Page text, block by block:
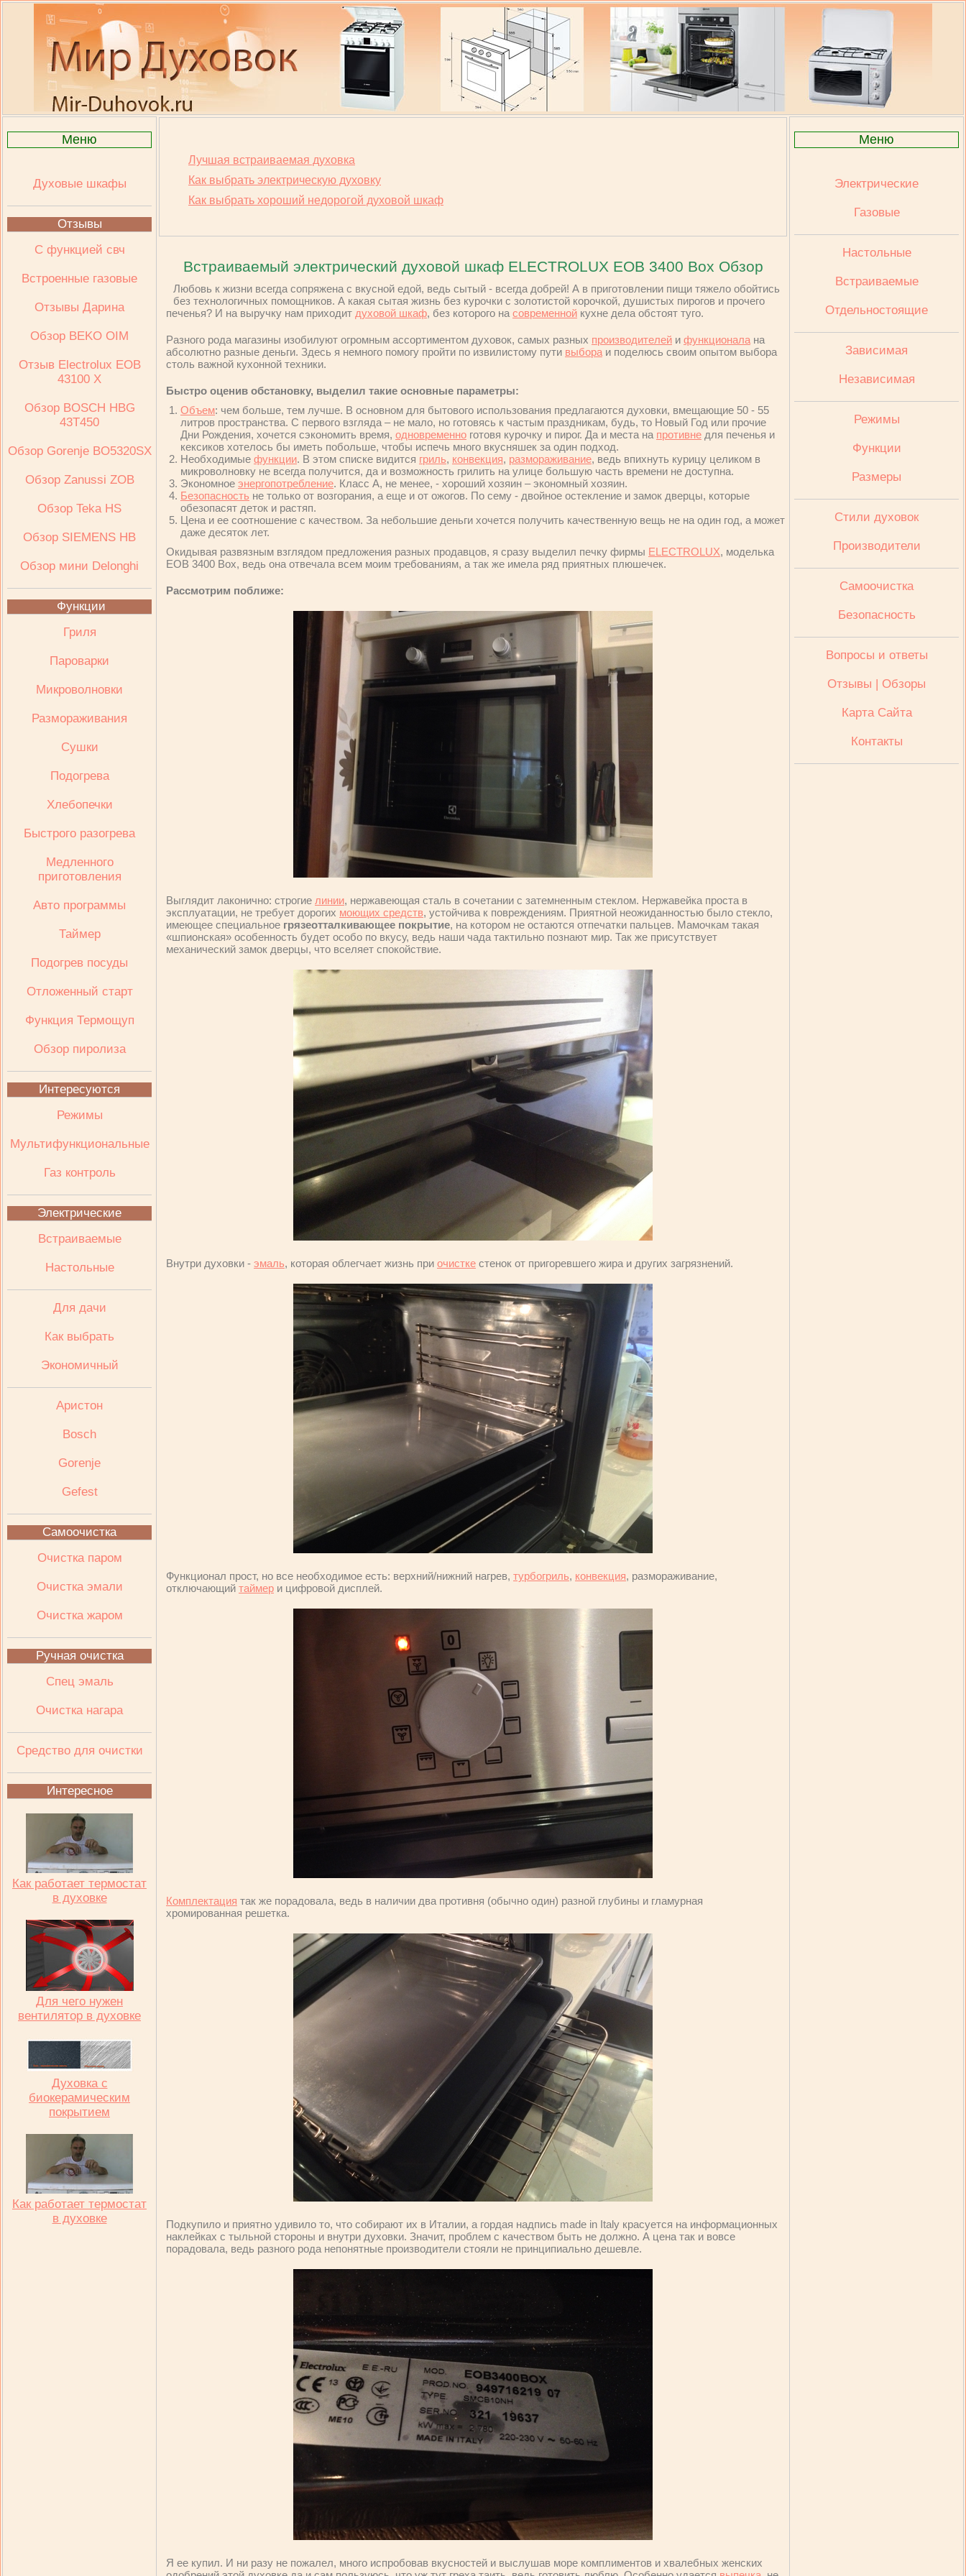
Меню
Духовые шкафы
Отзывы
С функцией свч
Встроенные газовые
Отзывы Дарина
Обзор BEKO OIM
Отзыв Electrolux ЕОВ
43100 Х
Обзор BOSCH HBG
43T450
Обзор Gorenje BO5320SX
Обзор Zanussi ZOB
Обзор Teka HS
Обзор SIEMENS HB
Обзор мини Delonghi
Функции
Гриля
Пароварки
Микроволновки
Размораживания
Сушки
Подогрева
Хлебопечки
Быстрого разогрева
Медленного
приготовления
Авто программы
Таймер
Подогрев посуды
Отложенный старт
Функция Термощуп
Обзор пиролиза
Интересуются
Режимы
Мультифункциональные
Газ контроль
Электрические
Встраиваемые
Настольные
Для дачи
Как выбрать
Экономичный
Аристон
Bosch
Gorenje
Gefest
Самоочистка
Очистка паром
Очистка эмали
Очистка жаром
Ручная очистка
Спец эмаль
Очистка нагара
Средство для очистки
Интересное
Как работает термостат
в духовке
Для чего нужен
вентилятор в духовке
Духовка с
биокерамическим
покрытием
Как работает термостат
в духовке
Лучшая встраиваемая духовка
Как выбрать электрическую духовку
Как выбрать хороший недорогой духовой шкаф
Встраиваемый электрический духовой шкаф ELECTROLUX EOB 3400 Box Обзор
Любовь к жизни всегда сопряжена с вкусной едой, ведь сытый - всегда добрей! А в приготовлении пищи тяжело обойтись
без технологичных помощников. А какая сытая жизнь без курочки с золотистой корочкой, душистых пирогов и прочего
печенья? И на выручку нам приходит духовой шкаф, без которого на современной кухне дела обстоят туго.
Разного рода магазины изобилуют огромным ассортиментом духовок, самых разных производителей и функционала на
абсолютно разные деньги. Здесь я немного помогу пройти по извилистому пути выбора и поделюсь своим опытом выбора
столь важной кухонной техники.
Быстро оценив обстановку, выделил такие основные параметры:
Объем: чем больше, тем лучше. В основном для бытового использования предлагаются духовки, вмещающие 50 - 55
литров пространства. С первого взгляда – не мало, но готовясь к частым праздникам, будь, то Новый Год или прочие
Дни Рождения, хочется сэкономить время, одновременно готовя курочку и пирог. Да и места на противне для печенья и
кексиков хотелось бы иметь побольше, чтобы испечь много вкусняшек за один подход.
Необходимые функции. В этом списке видится гриль, конвекция, размораживание, ведь впихнуть курицу целиком в
микроволновку не всегда получится, да и возможность грилить на улице большую часть времени не доступна.
Экономное энергопотребление. Класс А, не менее, - хороший хозяин – экономный хозяин.
Безопасность не только от возгорания, а еще и от ожогов. По сему - двойное остекление и замок дверцы, которые
обезопасят деток и растяп.
Цена и ее соотношение с качеством. За небольшие деньги хочется получить качественную вещь не на один год, а может
даже десяток лет.
Окидывая развязным взглядом предложения разных продавцов, я сразу выделил печку фирмы ELECTROLUX, моделька
EOB 3400 Box, ведь она отвечала всем моим требованиям, а так же имела ряд приятных плюшечек.
Рассмотрим поближе:
Выглядит лаконично: строгие линии, нержавеющая сталь в сочетании с затемненным стеклом. Нержавейка проста в
эксплуатации, не требует дорогих моющих средств, устойчива к повреждениям. Приятной неожиданностью было стекло,
имеющее специальное грязеотталкивающее покрытие, на котором не остаются отпечатки пальцев. Мамочкам такая
«шпионская» особенность будет особо по вкусу, ведь наши чада тактильно познают мир. Так же присутствует
механический замок дверцы, что вселяет спокойствие.
Внутри духовки - эмаль, которая облегчает жизнь при очистке стенок от пригоревшего жира и других загрязнений.
Функционал прост, но все необходимое есть: верхний/нижний нагрев, турбогриль, конвекция, размораживание,
отключающий таймер и цифровой дисплей.
Комплектация так же порадовала, ведь в наличии два противня (обычно один) разной глубины и гламурная
хромированная решетка.
Подкупило и приятно удивило то, что собирают их в Италии, а гордая надпись made in Italy красуется на информационных
наклейках с тыльной стороны и внутри духовки. Значит, проблем с качеством быть не должно. А цена так и вовсе
порадовала, ведь разного рода непонятные производители стояли не принципиально дешевле.
Я ее купил. И ни разу не пожалел, много испробовав вкусностей и выслушав море комплиментов и хвалебных женских
Меню
Электрические
Газовые
Настольные
Встраиваемые
Отдельностоящие
Зависимая
Независимая
Режимы
Функции
Размеры
Стили духовок
Производители
Cамоочистка
Безопасность
Вопросы и ответы
Отзывы | Обзоры
Карта Сайта
Контакты